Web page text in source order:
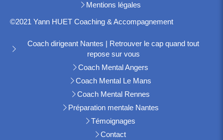
Mentions légales
©2021 Yann HUET Coaching & Accompagnement
Coach dirigeant Nantes | Retrouver le cap quand tout
repose sur vous
Coach Mental Angers
Coach Mental Le Mans
Coach Mental Rennes
Préparation mentale Nantes
Témoignages
Contact